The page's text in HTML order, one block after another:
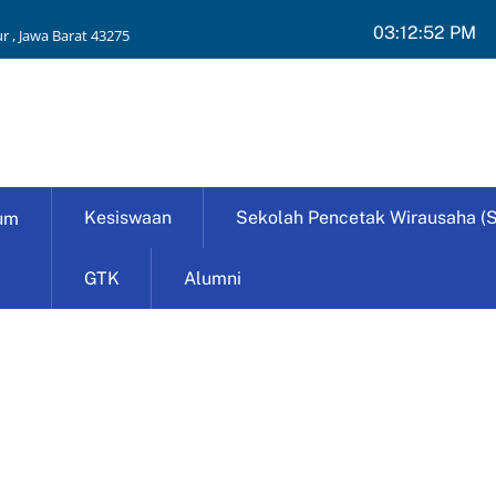
, Jawa Barat 43275 03:12:54 PM
Kesiswaan Sekolah Pencetak Wirausaha
GTK Alumni